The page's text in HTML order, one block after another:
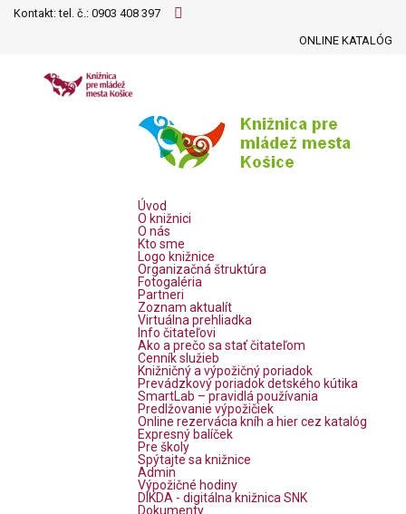
Kontakt: tel. č.: 0903 408 397
ONLINE KATALÓG
Úvod
O knižnici
O nás
Kto sme
Logo knižnice
Organizačná štruktúra
Fotogaléria
Partneri
Zoznam aktualít
Virtuálna prehliadka
Info čitateľovi
Ako a prečo sa stať čitateľom
Cenník služieb
Knižničný a výpožičný poriadok
Prevádzkový poriadok detského kútika
SmartLab – pravidlá používania
Predlžovanie výpožičiek
Online rezervácia kníh a hier cez katalóg
Expresný balíček
Pre školy
Spýtajte sa knižnice
Admin
Výpožičné hodiny
DIKDA - digitálna knižnica SNK
Dokumenty